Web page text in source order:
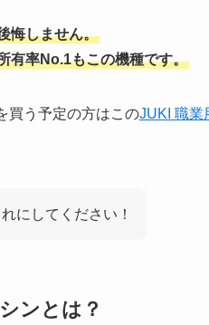
悔しません。
有率No.1もこの機種です。
買う予定の方はこのJUKI 職業
にしてください！
ンとは？